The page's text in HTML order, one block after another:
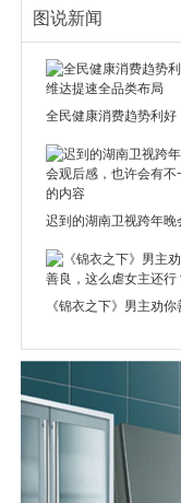
图说新闻
全民健康消费趋势利好
迟到的湖南卫视跨年晚
《锦衣之下》男主劝你